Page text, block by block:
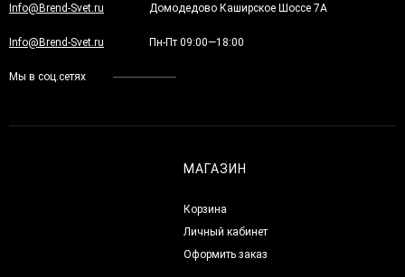
Info@Brend-Svet.ru Домодедово Каширское Шоссе 7А
Info@Brend-Svet.ru Пн-Пт 09:00—18:00
Мы в соц.сетях
МАГАЗИН
Корзина
Личный кабинет
Оформить заказ